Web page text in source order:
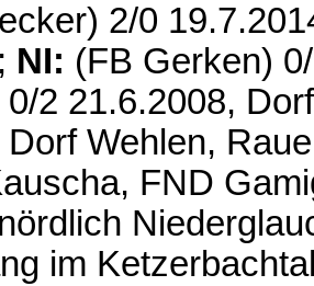
2/0
NI: (FB Gerken)
2 21.6.2008,
Wehlen,
FND
im